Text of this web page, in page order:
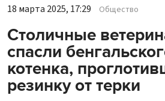
18 марта 2025, 17:29 Общество
Столичные
спасли
котенка,
резинку от терки